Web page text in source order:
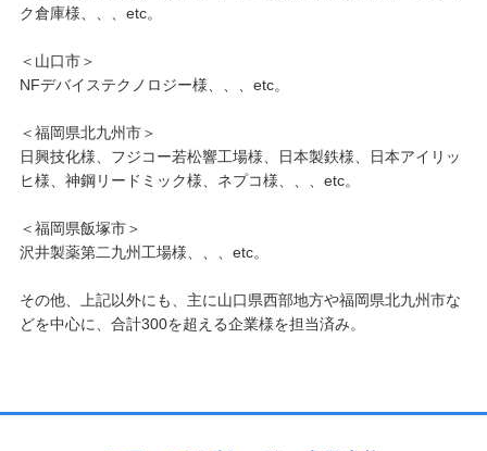
ク倉庫様、、、etc。
＜山口市＞
NFデバイステクノロジー様、、、etc。
＜福岡県北九州市＞
日興技化様、フジコー若松響工場様、日本製鉄様、日本アイリッ
ヒ様、神鋼リードミック様、ネプコ様、、、etc。
＜福岡県飯塚市＞
沢井製薬第二九州工場様、、、etc。
その他、上記以外にも、主に山口県西部地方や福岡県北九州市な
どを中心に、合計300を超える企業様を担当済み。